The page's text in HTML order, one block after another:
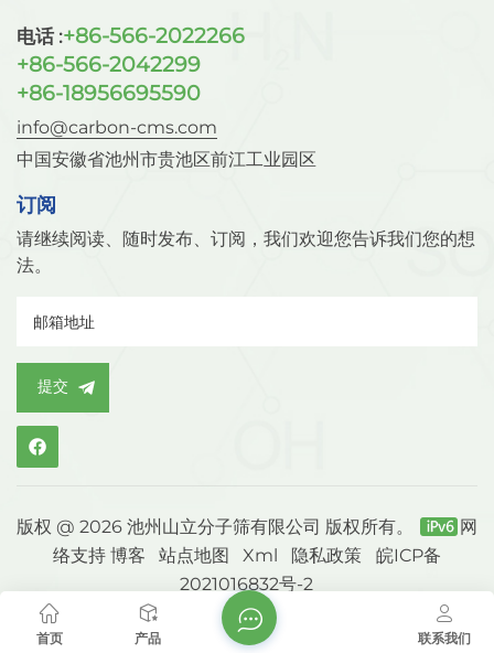
电话 :+86-566-2022266
+86-566-2042299
+86-18956695590
info@carbon-cms.com
中国安徽省池州市贵池区前江工业园区
订阅
请继续阅读、随时发布、订阅，我们欢迎您告诉我们您的想
法。
提交
版权 @ 2026 池州山立分子筛有限公司 版权所有。
网
络支持 博客 站点地图 Xml 隐私政策
皖ICP备
2021016832号-2
首页 产品 联系我们